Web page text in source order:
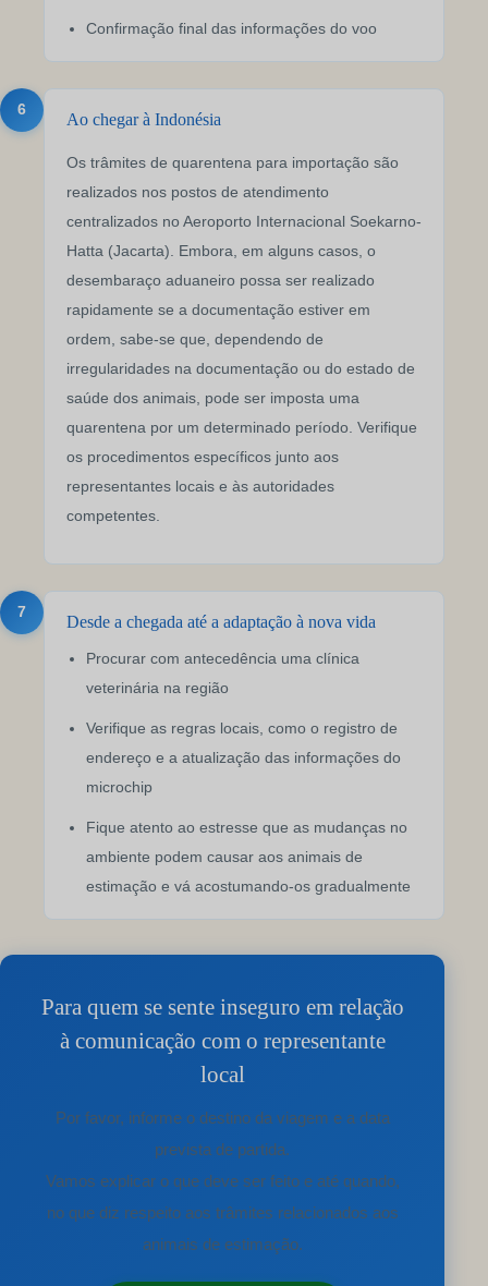
Confirmação final das informações do voo
6
Ao chegar à Indonésia
Os trâmites de quarentena para importação são
realizados nos postos de atendimento
centralizados no Aeroporto Internacional Soekarno-
Hatta (Jacarta). Embora, em alguns casos, o
desembaraço aduaneiro possa ser realizado
rapidamente se a documentação estiver em
ordem, sabe-se que, dependendo de
irregularidades na documentação ou do estado de
saúde dos animais, pode ser imposta uma
quarentena por um determinado período. Verifique
os procedimentos específicos junto aos
representantes locais e às autoridades
competentes.
7
Desde a chegada até a adaptação à nova vida
Procurar com antecedência uma clínica
veterinária na região
Verifique as regras locais, como o registro de
endereço e a atualização das informações do
microchip
Fique atento ao estresse que as mudanças no
ambiente podem causar aos animais de
estimação e vá acostumando-os gradualmente
Para quem se sente inseguro em relação
à comunicação com o representante
local
Por favor, informe o destino da viagem e a data
prevista de partida.
Vamos explicar o que deve ser feito e até quando,
no que diz respeito aos trâmites relacionados aos
animais de estimação.